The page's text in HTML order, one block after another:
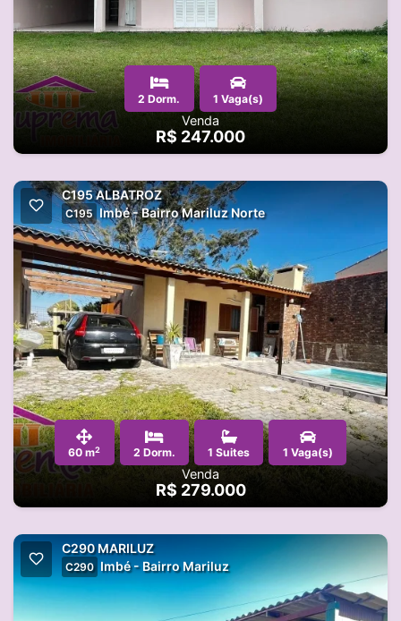
2 Dorm. 1 Vaga(s)
Venda
R$ 247.000
C195 ALBATROZ
C195 Imbé - Bairro Mariluz Norte
60 m2 2 Dorm. 1 Suites 1 Vaga(s)
Venda
R$ 279.000
C290 MARILUZ
C290 Imbé - Bairro Mariluz